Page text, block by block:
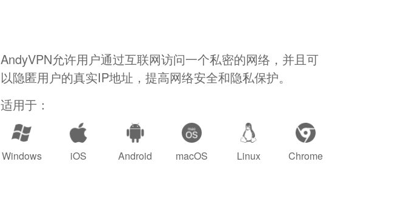
AndyVPN允许用户通过互联网访问一个私密的网络，并且可
以隐匿用户的真实IP地址，提高网络安全和隐私保护。
适用于：
Windows iOS Android macOS Linux Chrome